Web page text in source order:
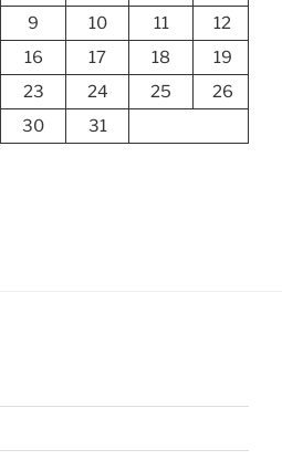
9 10 11
12
16 17 18
19
23 24 25
26
30 31